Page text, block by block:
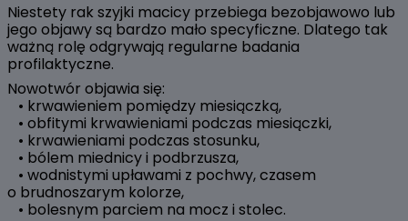
Niestety rak szyjki macicy przebiega bezobjawowo lub
jego objawy są bardzo mało specyficzne. Dlatego tak
ważną rolę odgrywają regularne badania
profilaktyczne.
Nowotwór objawia się:
• krwawieniem pomiędzy miesiączką,
• obfitymi krwawieniami podczas miesiączki,
• krwawieniami podczas stosunku,
• bólem miednicy i podbrzusza,
• wodnistymi upławami z pochwy, czasem
o brudnoszarym kolorze,
• bolesnym parciem na mocz i stolec.